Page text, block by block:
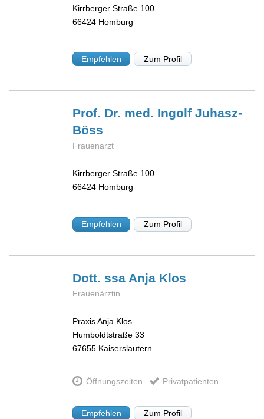
Kirrberger Straße 100
66424 Homburg
Empfehlen Zum Profil
Prof. Dr. med. IngolfJuhasz-
Böss
Frauenarzt
Kirrberger Straße 100
66424 Homburg
Empfehlen Zum Profil
Dott. ssa Anja Klos
Frauenärztin
Praxis Anja Klos
Humboldtstraße 33
67655 Kaiserslautern
Öffnungszeiten Privatpatienten
Empfehlen Zum Profil